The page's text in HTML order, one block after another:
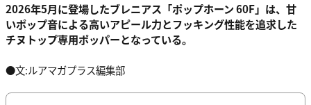
2026年5月に登場したブレニアス「ポップホーン 60F」は、甘
いポップ音による高いアピール力とフッキング性能を追求した
チヌトップ専用ポッパーとなっている。
●文:ルアマガプラス編集部